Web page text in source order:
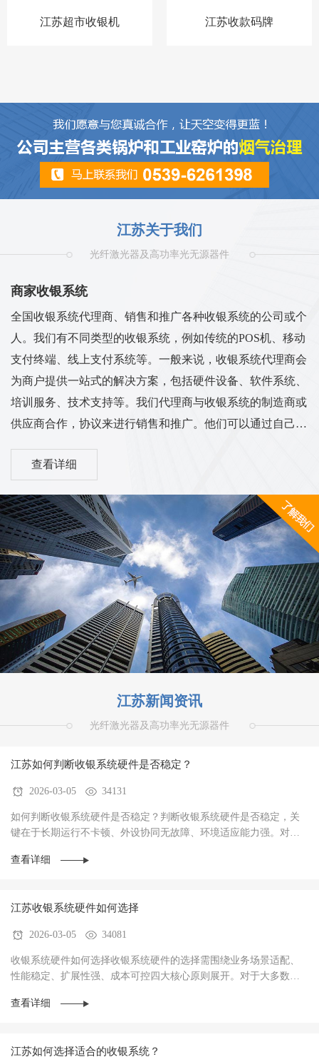
江苏超市收银机 江苏收款码牌
江苏关于我们
光纤激光器及高功率光无源器件
商家收银系统
全国收银系统代理商、销售和推广各种收银系统的公司或个
人。我们有不同类型的收银系统，例如传统的POS机、移动
支付终端、线上支付系统等。一般来说，收银系统代理商会
为商户提供一站式的解决方案，包括硬件设备、软件系统、
培训服务、技术支持等。我们代理商与收银系统的制造商或
供应商合作，协议来进行销售和推广。他们可以通过自己的
实现销售和服务的业务目标。我们的工作范围和服务内容可
他们需要与客户进行沟通，了解客户的需求，并为他们提供
适合的收银系统解决方案。同时，代理商也需与收银系统供
应商保持密切的合作关系，...
查看详细
江苏新闻资讯
光纤激光器及高功率光无源器件
江苏如何判断收银系统硬件是否稳定？
2026-03-05 34131
如何判断收银系统硬件是否稳定？判断收银系统硬件是否稳定，关
键在于‌长期运行不卡顿、外设协同无故障、环境适应能力强‌。对于
查看详细
江苏收银系统硬件如何选择
2026-03-05 34081
收银系统硬件如何选择收银系统硬件的选择需围绕‌业务场景适配、
性能稳定、扩展性强、成本可控‌四大核心原则展开。对于大多数商
查看详细
江苏如何选择适合的收银系统？